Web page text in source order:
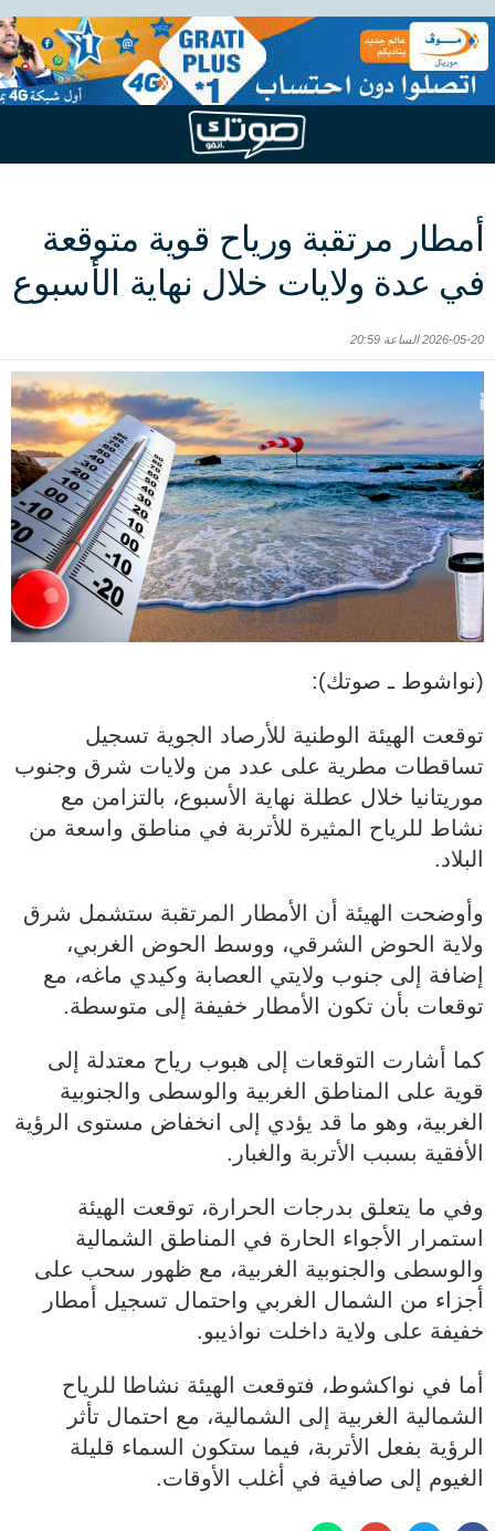
أمطار مرتقبة ورياح قوية متوقعة
في عدة ولايات خلال نهاية الأسبوع
2026-05-20 الساعة 20:59
(نواشوط ـ صوتك):
توقعت الهيئة الوطنية للأرصاد الجوية تسجيل
تساقطات مطرية على عدد من ولايات شرق وجنوب
موريتانيا خلال عطلة نهاية الأسبوع، بالتزامن مع
نشاط للرياح المثيرة للأتربة في مناطق واسعة من
البلاد.
وأوضحت الهيئة أن الأمطار المرتقبة ستشمل شرق
ولاية الحوض الشرقي، ووسط الحوض الغربي،
إضافة إلى جنوب ولايتي العصابة وكيدي ماغه، مع
توقعات بأن تكون الأمطار خفيفة إلى متوسطة.
كما أشارت التوقعات إلى هبوب رياح معتدلة إلى
قوية على المناطق الغربية والوسطى والجنوبية
الغربية، وهو ما قد يؤدي إلى انخفاض مستوى الرؤية
الأفقية بسبب الأتربة والغبار.
وفي ما يتعلق بدرجات الحرارة، توقعت الهيئة
استمرار الأجواء الحارة في المناطق الشمالية
والوسطى والجنوبية الغربية، مع ظهور سحب على
أجزاء من الشمال الغربي واحتمال تسجيل أمطار
خفيفة على ولاية داخلت نواذيبو.
أما في نواكشوط، فتوقعت الهيئة نشاطا للرياح
الشمالية الغربية إلى الشمالية، مع احتمال تأثر
الرؤية بفعل الأتربة، فيما ستكون السماء قليلة
الغيوم إلى صافية في أغلب الأوقات.